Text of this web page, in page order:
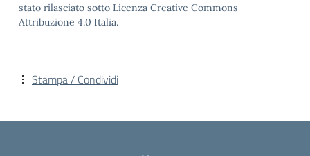
stato rilasciato sotto Licenza Creative Commons
Attribuzione 4.0 Italia.
Stampa / Condividi